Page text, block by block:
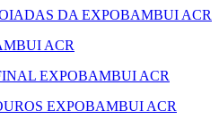
DA EXPOBAMBUI ACR
ACR
EXPOBAMBUI ACR
EXPOBAMBUI ACR